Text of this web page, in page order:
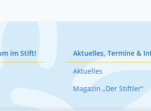
im Stift!
Aktuelles, Termine &
Aktuelles
Magazin „Der Stiftler“